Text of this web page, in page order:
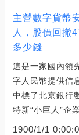
主營數字貨幣
人，股價回撤
多少錢
這是一家國內領
字人民幣提供信
中標了北京銀行
特新“小巨人”企
1900/1/1